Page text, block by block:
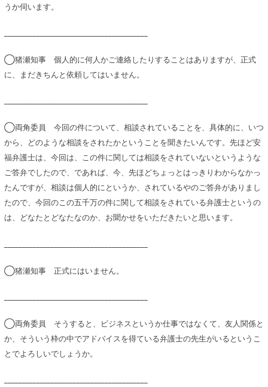
うか伺います。
◯猪瀬知事 個人的に何人かご連絡したりすることはありますが、正式
に、まだきちんと依頼してはいません。
◯両角委員 今回の件について、相談されていることを、具体的に、いつ
から、どのような相談をされたかということを聞きたいんです。先ほど安
福弁護士は、今回は、この件に関しては相談をされていないというような
ご答弁でしたので、であれば、今、先ほどちょっとはっきりわからなかっ
たんですが、相談は個人的にというか、されているやのご答弁がありまし
たので、今回のこの五千万の件に関して相談をされている弁護士というの
は、どなたとどなたなのか、お聞かせをいただきたいと思います。
◯猪瀬知事 正式にはいません。
◯両角委員 そうすると、ビジネスというか仕事ではなくて、友人関係と
か、そういう枠の中でアドバイスを得ている弁護士の先生がいるというこ
とでよろしいでしょうか。